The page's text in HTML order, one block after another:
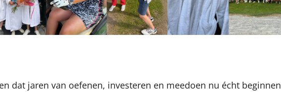
dat jaren van oefenen, investeren en meedoen nu écht beginnen